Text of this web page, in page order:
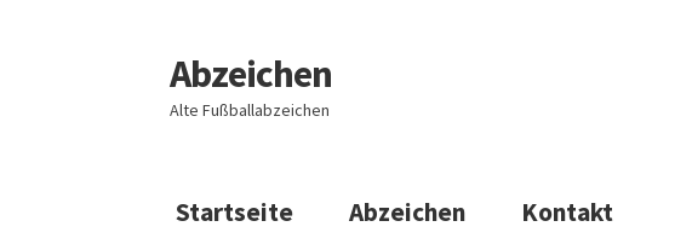
Zur
Navigation
springen
Zum
Inhalt
springen
Abzeichen
Alte Fußballabzeichen
Startseite Abzeichen Kontakt